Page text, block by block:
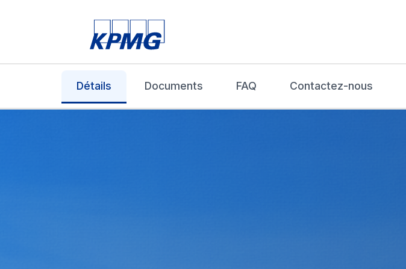
Détails Documents FAQ Contactez-nous